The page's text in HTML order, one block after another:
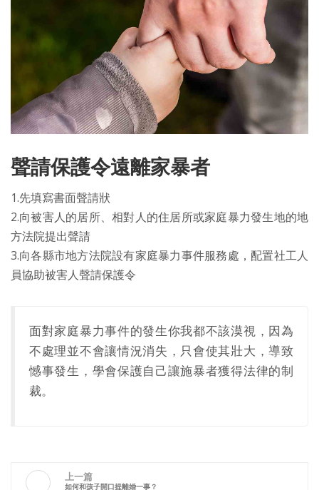
聲請保護令遠離家暴者
1.先填寫書面聲請狀
2.向被害人的居所、相對人的住居所或家庭暴力發生地的地
方法院提出聲請
3.向各縣市地方法院設有家庭暴力事件服務處，配置社工人
員協助被害人聲請保護令
面對家庭暴力事件的發生你我都不該漠視，因為
不處理並不會讓情況消失，只會使其壯大，導致
憾事發生，學會保護自己讓施暴者獲得法律的制
裁。
上一篇
如何和孩子開口提離婚一事？